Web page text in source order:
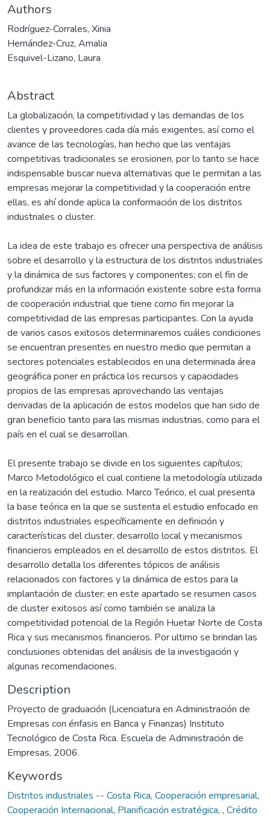
Authors
Rodríguez-Corrales, Xinia
Hernández-Cruz, Amalia
Esquivel-Lizano, Laura
Abstract
La globalización, la competitividad y las demandas de los
clientes y proveedores cada día más exigentes, así como el
avance de las tecnologías, han hecho que las ventajas
competitivas tradicionales se erosionen, por lo tanto se hace
indispensable buscar nueva alternativas que le permitan a las
empresas mejorar la competitividad y la cooperación entre
ellas, es ahí donde aplica la conformación de los distritos
industriales o cluster.
La idea de este trabajo es ofrecer una perspectiva de análisis
sobre el desarrollo y la estructura de los distritos industriales
y la dinámica de sus factores y componentes; con el fin de
profundizar más en la información existente sobre esta forma
de cooperación industrial que tiene como fin mejorar la
competitividad de las empresas participantes. Con la ayuda
de varios casos exitosos determinaremos cuáles condiciones
se encuentran presentes en nuestro medio que permitan a
sectores potenciales establecidos en una determinada área
geográfica poner en práctica los recursos y capacidades
propios de las empresas aprovechando las ventajas
derivadas de la aplicación de estos modelos que han sido de
gran beneficio tanto para las mismas industrias, como para el
país en el cual se desarrollan.
El presente trabajo se divide en los siguientes capítulos;
Marco Metodológico el cual contiene la metodología utilizada
en la realización del estudio. Marco Teórico, el cual presenta
la base teórica en la que se sustenta el estudio enfocado en
distritos industriales específicamente en definición y
características del cluster, desarrollo local y mecanismos
financieros empleados en el desarrollo de estos distritos. El
desarrollo detalla los diferentes tópicos de análisis
relacionados con factores y la dinámica de estos para la
implantación de cluster; en este apartado se resumen casos
de cluster exitosos así como también se analiza la
competitividad potencial de la Región Huetar Norte de Costa
Rica y sus mecanismos financieros. Por ultimo se brindan las
conclusiones obtenidas del análisis de la investigación y
algunas recomendaciones.
Description
Proyecto de graduación (Licenciatura en Administración de
Empresas con énfasis en Banca y Finanzas) Instituto
Tecnológico de Costa Rica. Escuela de Administración de
Empresas, 2006.
Keywords
Distritos industriales -- Costa Rica, Cooperación empresarial,
Cooperación Internacional, Planificación estratégica, , Crédito